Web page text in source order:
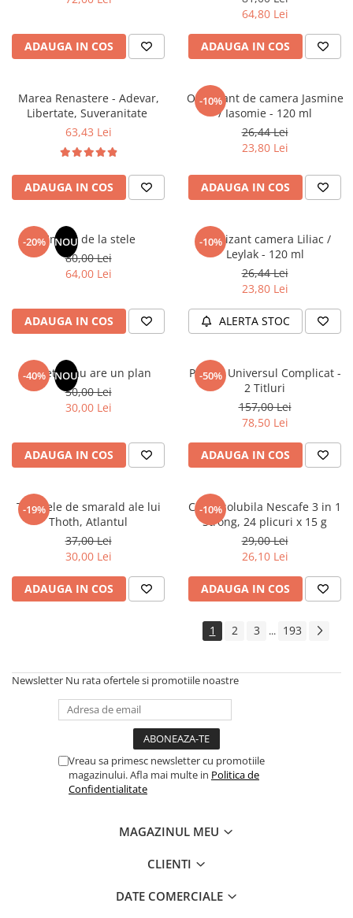
Senzatii/Erotic
Senzatii/Thriller
Teatru
Teens Book Club
Birotica & Papetarie
Adezivi si benzi adezive
Accesorii Arhivare
Instrumente de scris
Organizare si Arhivare
Articole scolare
Arta
Caiete si Carnetele scolare
Ghiozdane si Penare scolare
Instrumente si Truse Geometrie
Seturi scolare
Calculator
Consumabile & Accesorii
Cadouri
Carti in dar
Literatura Romana
Carte Prescolara, Joc
Carti cartonate
ADAUGA IN COS
64,80 Lei
ADAUGA IN COS
Marea Renastere - Adevar,
Libertate, Suveranitate
63,43 Lei
ADAUGA IN COS
-10%
Odorizant de camera Jasmine
/ Iasomie - 120 ml
26,44 Lei
23,80 Lei
ADAUGA IN COS
-20% NOU
Un dar de la stele
80,00 Lei
64,00 Lei
ADAUGA IN COS
-10%
Odorizant camera Liliac /
Leylak - 120 ml
26,44 Lei
23,80 Lei
ALERTA STOC
-40% NOU
Sufletul tau are un plan
50,00 Lei
30,00 Lei
ADAUGA IN COS
-50%
Pachet Universul Complicat -
2 Titluri
157,00 Lei
78,50 Lei
ADAUGA IN COS
-19%
Tablitele de smarald ale lui
Thoth, Atlantul
37,00 Lei
30,00 Lei
ADAUGA IN COS
-10%
Cafea solubila Nescafe 3 in 1
Strong, 24 plicuri x 15 g
29,00 Lei
26,10 Lei
ADAUGA IN COS
1 2 3 ... 193
Newsletter Nu rata ofertele si promotiile noastre
Vreau sa primesc newsletter cu promotiile
magazinului. Afla mai multe in Politica de
Confidentialitate
MAGAZINUL MEU
CLIENTI
DATE COMERCIALE